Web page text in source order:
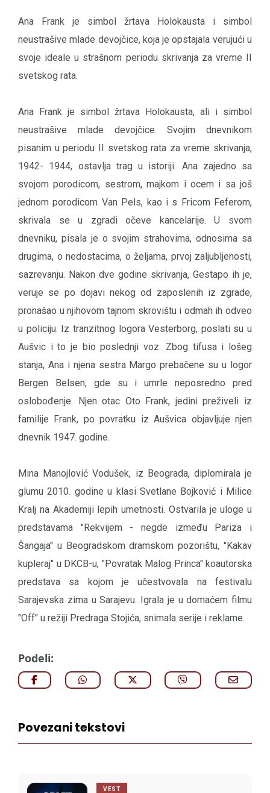
Ana Frank je simbol žrtava Holokausta i simbol
neustrašive mlade devojčice, koja je opstajala verujući u
svoje ideale u strašnom periodu skrivanja za vreme II
svetskog rata.
Ana Frank je simbol žrtava Holokausta, ali i simbol
neustrašive mlade devojčice. Svojim dnevnikom
pisanim u periodu II svetskog rata za vreme skrivanja,
1942- 1944, ostavlja trag u istoriji. Ana zajedno sa
svojom porodicom, sestrom, majkom i ocem i sa još
jednom porodicom Van Pels, kao i s Fricom Feferom,
skrivala se u zgradi očeve kancelarije. U svom
dnevniku, pisala je o svojim strahovima, odnosima sa
drugima, o nedostacima, o željama, prvoj zaljubljenosti,
sazrevanju. Nakon dve godine skrivanja, Gestapo ih je,
veruje se po dojavi nekog od zaposlenih iz zgrade,
pronašao u njihovom tajnom skrovištu i odmah ih odveo
u policiju. Iz tranzitnog logora Vesterborg, poslati su u
Aušvic i to je bio poslednji voz. Zbog tifusa i lošeg
stanja, Ana i njena sestra Margo prebačene su u logor
Bergen Belsen, gde su i umrle neposredno pred
oslobođenje. Njen otac Oto Frank, jedini preživeli iz
familije Frank, po povratku iz Aušvica objavljuje njen
dnevnik 1947. godine.
Mina Manojlović Vodušek, iz Beograda, diplomirala je
glumu 2010. godine u klasi Svetlane Bojković i Milice
Kralj na Akademiji lepih umetnosti. Ostvarila je uloge u
predstavama "Rekvijem - negde između Pariza i
Šangaja" u Beogradskom dramskom pozorištu, "Kakav
kupleraj" u DKCB-u, "Povratak Malog Princa" koautorska
predstava sa kojom je učestvovala na festivalu
Sarajevska zima u Sarajevu. Igrala je u domaćem filmu
"Off" u režiji Predraga Stojića, snimala serije i reklame.
Podeli:
Povezani tekstovi
VEST